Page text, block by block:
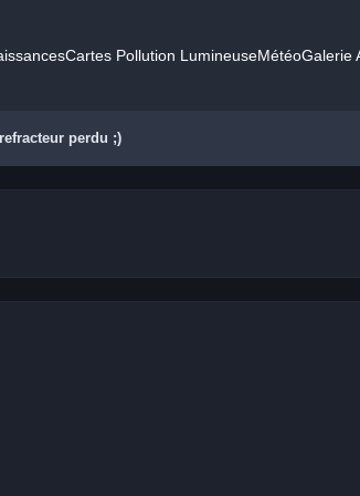
Cartes Pollution LumineuseMétéoGalerie
perdu ;)